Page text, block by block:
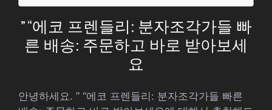
” “에코 프렌들리: 분자조각가들 빠
른 배송: 주문하고 바로 받아보세
요
안녕하세요. ” “에코 프렌들리: 분자조각가들 빠른